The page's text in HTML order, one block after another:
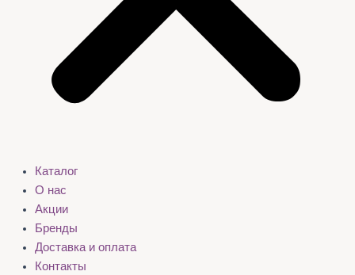
Каталог
О нас
Акции
Бренды
Доставка и оплата
Контакты